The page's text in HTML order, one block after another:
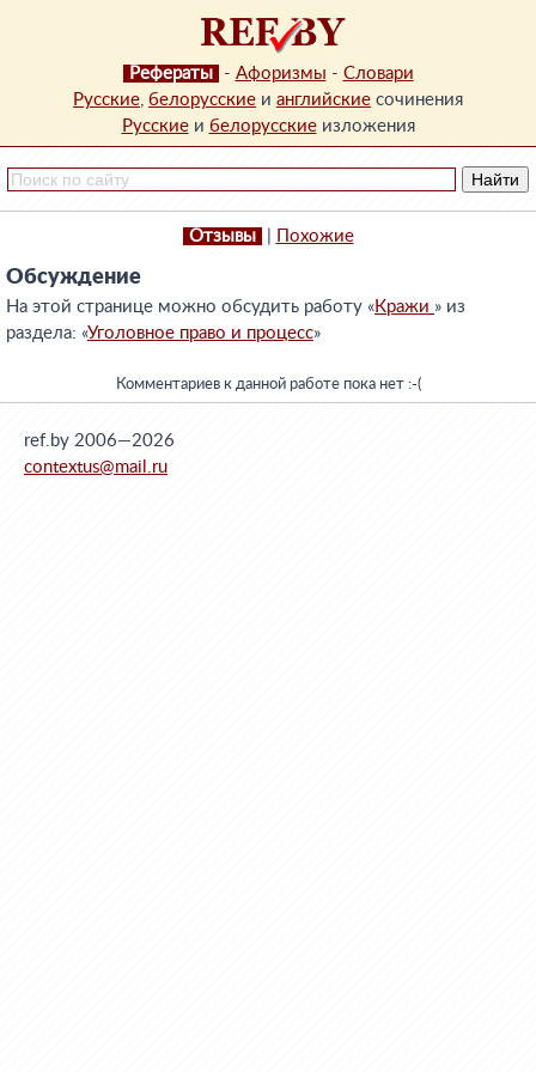
Рефераты - Афоризмы - Словари
Русские, белорусские и английские сочинения
Русскиеи белорусскиеизложения
Отзывы Похожие
Обсуждение
На этой странице можно обсудить работу «Кражи » из
раздела: «Уголовное право и процесс»
Комментариев к данной работе пока нет :-(
ref.by 2006—2026
contextus@mail.ru